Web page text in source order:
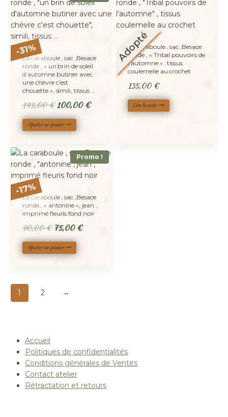
-31%
La caraboule , sac ,Besace
ronde , « un brin de soleil
d’automne butiner avec
une chèvre c’est
chouette », simili, tissus …
145,00€ Le
prix
initial
145,00 €.
100,00€Le
100,00 €.
Ajouter au panier
Adopté
La caraboule , sac ,Besace
ronde , « Tribal pouvoirs de
l’automne » , tissus
coulemelle au crochet
135,00 €
Lire la suite
Promo !
-17%
La caraboule , sac ,Besace
ronde , « antonine », jean ,
imprimé fleuris fond noir
90,00€ Le
prix
initial
75,00€Le
Ajouter au panier
1 2 →
Accueil
Politiques de confidentialités
Conditions générales de Ventes
Contact atelier
Rétractation et retours